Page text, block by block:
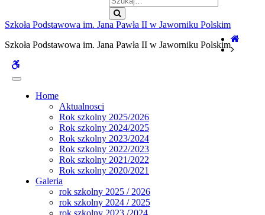
Szkoła Podstawowa im. Jana Pawła II w Jaworniku Polskim
Szkoła Podstawowa im. Jana Pawła II w Jaworniku Polskim
buttons
Home
Aktualnosci
Rok szkolny 2025/2026
Rok szkolny 2024/2025
Rok szkolny 2023/2024
Rok szkolny 2022/2023
Rok szkolny 2021/2022
Rok szkolny 2020/2021
Galeria
rok szkolny 2025 / 2026
rok szkolny 2024 / 2025
rok szkolny 2023 /2024